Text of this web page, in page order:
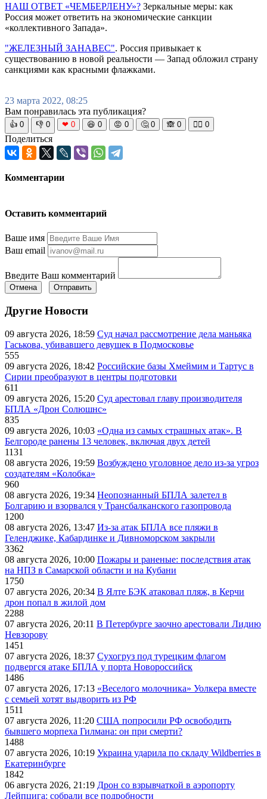
НАШ ОТВЕТ «ЧЕМБЕРЛЕНУ»? Зеркальные меры: как
Россия может ответить на экономические санкции
«коллективного Запада».
"ЖЕЛЕЗНЫЙ ЗАНАВЕС". Россия привыкает к
существованию в новой реальности — Запад обложил страну
санкциями как красными флажками.
23 марта 2022, 08:25
Вам понравилась эта публикация?
👍 0 👎 0 ❤ 0 😆 0 😡 0 🤔 0 🙈 0 🧘‍♀️ 0
Поделиться
Комментарии
Оставить комментарий
Ваше имя
Ваш email
Введите Ваш комментарий
Отмена Отправить
Другие Новости
09 августа 2026, 18:59 Суд начал рассмотрение дела маньяка
Гаськова, убивавшего девушек в Подмосковье
555
09 августа 2026, 18:42 Российские базы Хмеймим и Тартус в
Сирии преобразуют в центры подготовки
611
09 августа 2026, 15:20 Суд арестовал главу производителя
БПЛА «Дрон Солюшнс»
835
09 августа 2026, 10:03 «Одна из самых страшных атак». В
Белгороде ранены 13 человек, включая двух детей
1131
08 августа 2026, 19:59 Возбуждено уголовное дело из-за угроз
создателям «Колобка»
960
08 августа 2026, 19:34 Неопознанный БПЛА залетел в
Болгарию и взорвался у Трансбалканского газопровода
1200
08 августа 2026, 13:47 Из-за атак БПЛА все пляжи в
Геленджике, Кабардинке и Дивноморском закрыли
3362
08 августа 2026, 10:00 Пожары и раненые: последствия атак
на НПЗ в Самарской области и на Кубани
1750
07 августа 2026, 20:34 В Ялте БЭК атаковал пляж, в Керчи
дрон попал в жилой дом
2288
07 августа 2026, 20:11 В Петербурге заочно арестовали Лидию
Невзорову
1451
07 августа 2026, 18:37 Сухогруз под турецким флагом
подвергся атаке БПЛА у порта Новороссийск
1486
07 августа 2026, 17:13 «Веселого молочника» Уолкера вместе
с семьей хотят выдворить из РФ
1511
07 августа 2026, 11:20 США попросили РФ освободить
бывшего морпеха Гилмана: он при смерти?
1488
07 августа 2026, 10:19 Украина ударила по складу Wildberries в
Екатеринбурге
1842
06 августа 2026, 21:19 Дрон со взрывчаткой в аэропорту
Лейпцига: собрали все подробности